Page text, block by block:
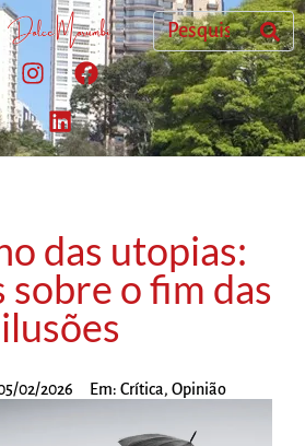
das utopias:
sobre o fim das
ilusões
02/2026 Em: Crítica, Opinião